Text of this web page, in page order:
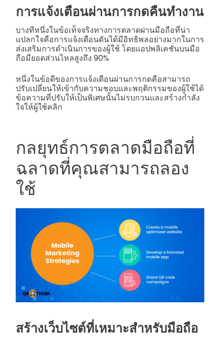
การแจ้งเตือนผ่านการกดคืนทำงาน
บางทีหนึ่งในข้อเท็จจริงทางการตลาดผ่านมือถือที่น่า
แปลกใจคือการแจ้งเตือนดันได้มีอิทธิพลอย่างมากในการ
ส่งเสริมการดำเนินการของผู้ใช้ โดยแอปพลิเคชั่นบนมือ
ถือมียอดส่วนไหลสูงถึง 90%
หนึ่งในข้อดีของการแจ้งเตือนผ่านการกดคือสามารถ
ปรับเปลี่ยนให้เข้ากับความชอบและพฤติกรรมของผู้ใช้ได้
ข้อความที่ปรับให้เป็นพิเศษนั้นไม่รบกวนและสร้างกำลัง
ใจให้ผู้ใช้คลิก
กลยุทธ์การตลาดมือถือที่
ฉลาดที่คุณสามารถลอง
ใช้
สร้างเว็บไซต์ที่เหมาะสำหรับมือถือ